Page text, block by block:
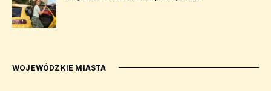
WOJEWÓDZKIE MIASTA